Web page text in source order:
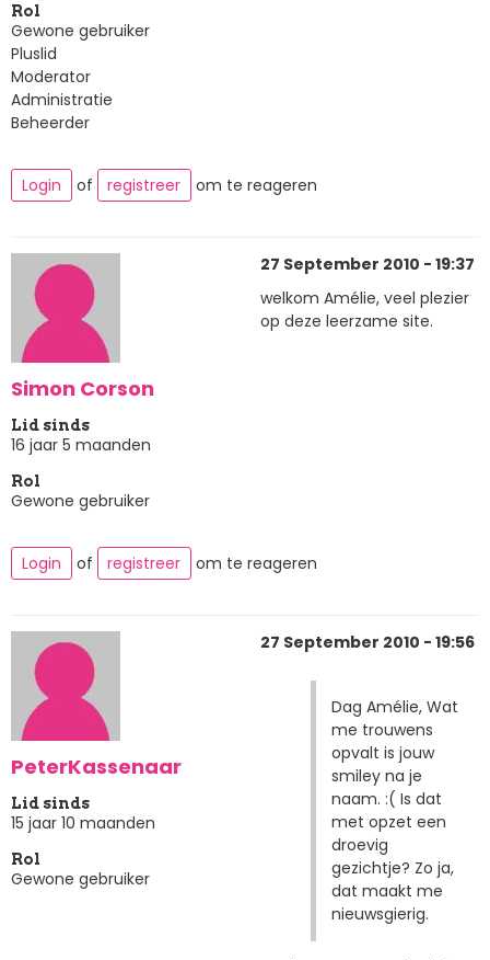
Rol
Gewone gebruiker
Pluslid
Moderator
Administratie
Beheerder
Login of registreer om te reageren
Simon Corson
Lid sinds
16 jaar 5 maanden
Rol
Gewone gebruiker
27 September 2010 - 19:37
welkom Amélie, veel plezier
op deze leerzame site.
Login of registreer om te reageren
PeterKassenaar
Lid sinds
15 jaar 10 maanden
Rol
Gewone gebruiker
27 September 2010 - 19:56
Dag Amélie, Wat
me trouwens
opvalt is jouw
smiley na je
naam. :( Is dat
met opzet een
droevig
gezichtje? Zo ja,
dat maakt me
nieuwsgierig.